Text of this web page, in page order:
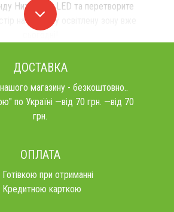
Нитка 500 LED та перетворите
на затишну освітлену зону вже
ДОСТАВКА
магазину - безкоштовно..
по Україні —від 70 грн. —від 70
грн.
ОПЛАТА
Готівкою при отриманні
Кредитною карткою